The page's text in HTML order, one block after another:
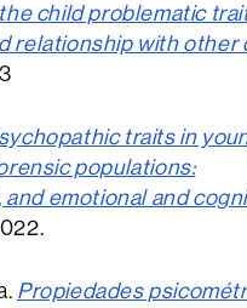
child problematic
relationship with other
traits in
populations:
and emotional and
Propiedades